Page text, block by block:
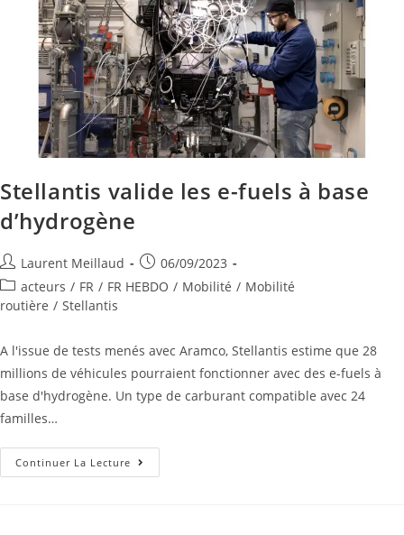
Stellantis valide les e-fuels à base
d’hydrogène
Laurent Meillaud
06/09/2023
acteurs / FR / FR HEBDO / Mobilité / Mobilité
routière / Stellantis
A l'issue de tests menés avec Aramco, Stellantis estime que 28
millions de véhicules pourraient fonctionner avec des e-fuels à
base d'hydrogène. Un type de carburant compatible avec 24
familles…
Continuer La Lecture